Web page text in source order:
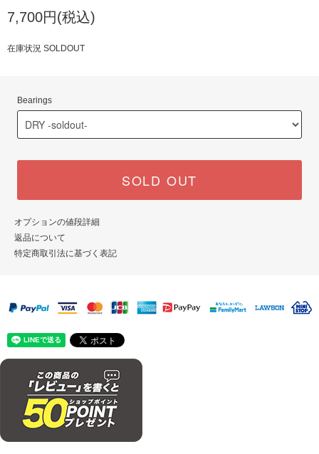
7,700円(税込)
在庫状況 SOLDOUT
Bearings
SOLD OUT
オプションの値段詳細
返品について
特定商取引法に基づく表記